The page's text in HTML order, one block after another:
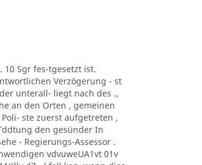
10 Sgr fes-tgesetzt ist.
Verzögerung - st
unterall- liegt nach des .,
an den Orten , gemeinen
ste zuerst aufgetreten ,
den gesünder In
- Regierungs-Assessor .
vdvuweUA1vt 01v